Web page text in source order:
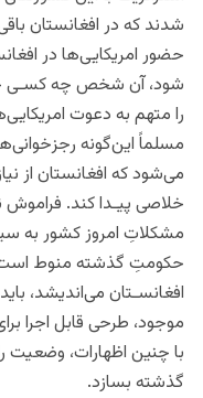
شدند که در افغانستان
حضور امریکایی‌ها در
شود، آن شخص چه کسـی
را متهم به دعوت
مسلماً این‌گونه
می‌شود که افغانستان از
خلاصی پیـدا کند.
مشکلاتِ امروز کشور به
حکومتِ گذشته منوط است.
افغانسـتان می‌اندیشد،
موجود، طرحی قابل اجرا
با چنین اظهارات، وضعیت
گذشته بسازد.